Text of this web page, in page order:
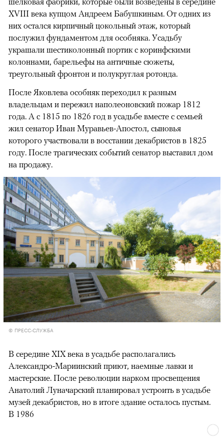
XVIII века купцом Андреем Бабушкиным. От одних из
них остался кирпичный цокольный этаж, который
послужил фундаментом для особняка. Усадьбу
украшали шестиколонный портик с коринфскими
колоннами, барельефы на античные сюжеты,
треугольный фронтон и полукруглая ротонда.
После Яковлева особняк переходил к разным
владельцам и пережил наполеоновский пожар 1812
года. А с 1815 по 1826 год в усадьбе вместе с семьей
жил сенатор Иван Муравьев-Апостол, сыновья
которого участвовали в восстании декабристов в 1825
году. После трагических событий сенатор выставил дом
на продажу.
© ПРЕСС-СЛУЖБА
В середине XIX века в усадьбе располагались
Александро-Мариинский приют, наемные лавки и
мастерские. После революции нарком просвещения
Анатолий Луначарский планировал устроить в усадьбе
музей декабристов, но в итоге здание осталось пустым.
В 1986